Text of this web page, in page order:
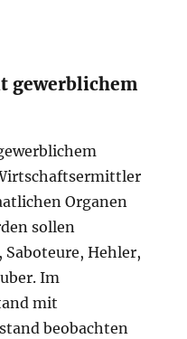
gewerblichem
Organen
sollen
Hehler,
Im
mit
beobachten